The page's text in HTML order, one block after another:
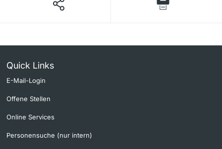
Quick Links
E-Mail-Login
Offene Stellen
Online Services
Personensuche (nur intern)